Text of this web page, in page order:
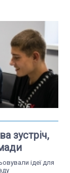
зустріч,
ідеї для